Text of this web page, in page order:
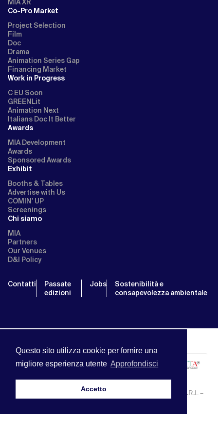
Questo sito utilizza cookie per fornire una
migliore esperienza utente Approfondisci
Accetto
MIA XR
Co-Pro Market
Project Selection
Film
Doc
Drama
Animation Series Gap
Financing Market
Work in Progress
C EU Soon
GREENLit
Animation Next
Italians Doc It Better
Awards
MIA Development
Awards
Sponsored Awards
Exhibit
Booths & Tables
Advertise with Us
COMIN’ UP
Screenings
Chi siamo
MIA
Partners
Our Venues
D&I Policy
Contatti
Passate
edizioni
Jobs
Sostenibilità e
consapevolezza ambientale
MIA | Mercato Internazionale Audiovisivo | APA SERVICE S.R.L –